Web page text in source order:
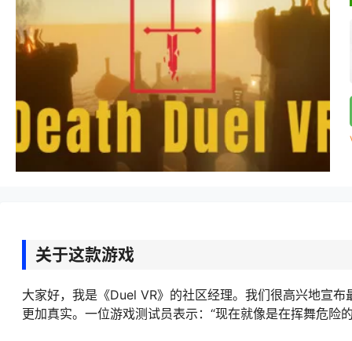
关于这款游戏
大家好，我是《Duel VR》的社区经理。我们很高兴地宣
更加真实。一位游戏测试员表示：“现在就像是在挥舞危险